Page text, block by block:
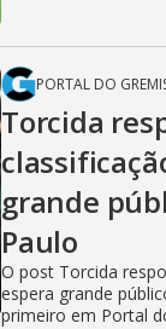
PORTAL DO
Torcida
grande
Paulo
O post Torcida
espera grande
primeiro em Portal